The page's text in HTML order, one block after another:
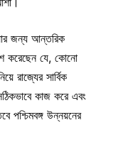
জন্য আন্তরিক
করেছেন যে, কোনো
রাজ্যের সার্বিক
কাজ করে এবং
পশ্চিমবঙ্গ উন্নয়নের